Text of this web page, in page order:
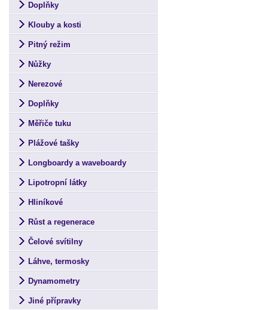
Doplňky
Klouby a kosti
Pitný režim
Nůžky
Nerezové
Doplňky
Měřiče tuku
Plážové tašky
Longboardy a waveboardy
Lipotropní látky
Hliníkové
Růst a regenerace
Čelové svítilny
Láhve, termosky
Dynamometry
Jiné přípravky